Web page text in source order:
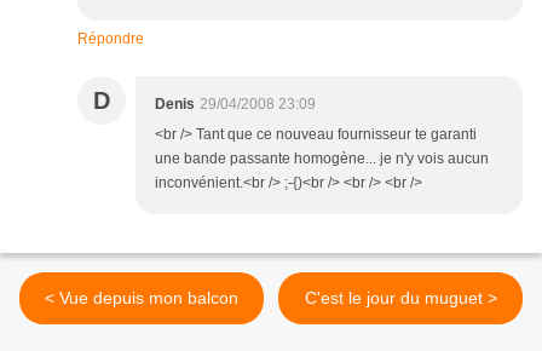
Répondre
D Denis 29/04/2008 23:09
<br /> Tant que ce nouveau fournisseur te garanti
une bande passante homogène... je n'y vois aucun
inconvénient.<br /> ;-{)<br /> <br /> <br />
< Vue depuis mon balcon C'est le jour du muguet >